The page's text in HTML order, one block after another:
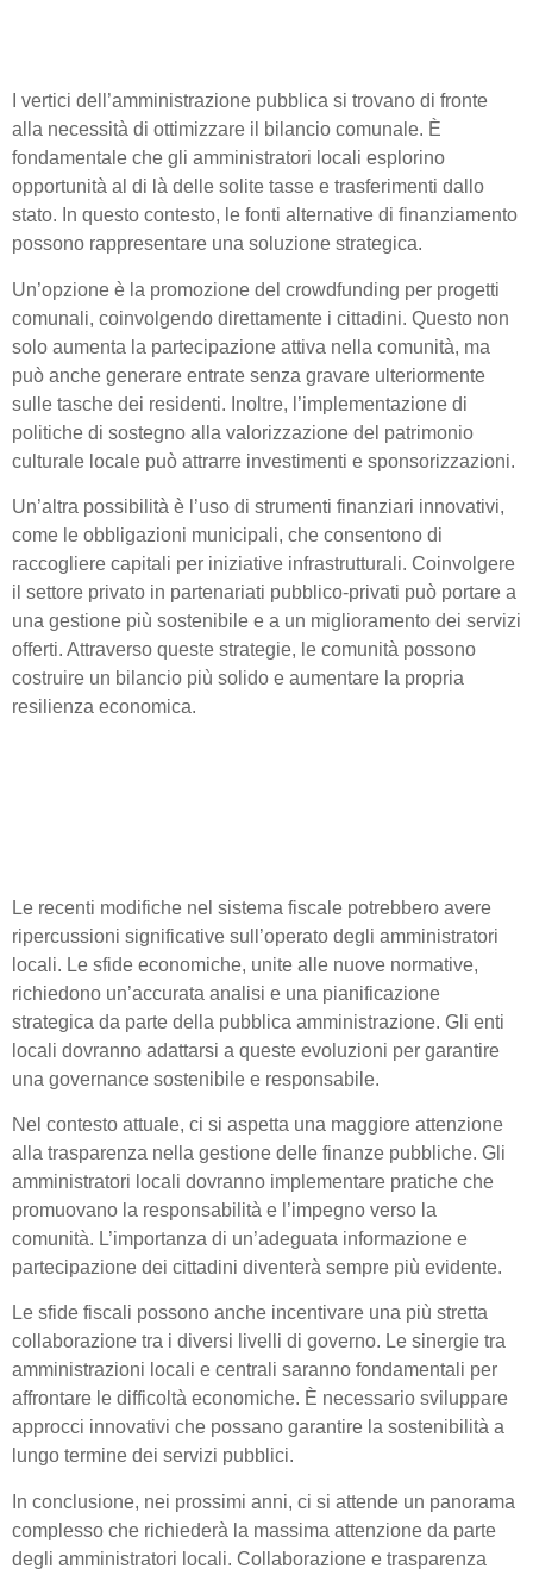
I vertici dell’amministrazione pubblica si trovano di fronte
alla necessità di ottimizzare il bilancio comunale. È
fondamentale che gli amministratori locali esplorino
opportunità al di là delle solite tasse e trasferimenti dallo
stato. In questo contesto, le fonti alternative di finanziamento
possono rappresentare una soluzione strategica.
Un’opzione è la promozione del crowdfunding per progetti
comunali, coinvolgendo direttamente i cittadini. Questo non
solo aumenta la partecipazione attiva nella comunità, ma
può anche generare entrate senza gravare ulteriormente
sulle tasche dei residenti. Inoltre, l’implementazione di
politiche di sostegno alla valorizzazione del patrimonio
culturale locale può attrarre investimenti e sponsorizzazioni.
Un’altra possibilità è l’uso di strumenti finanziari innovativi,
come le obbligazioni municipali, che consentono di
raccogliere capitali per iniziative infrastrutturali. Coinvolgere
il settore privato in partenariati pubblico-privati può portare a
una gestione più sostenibile e a un miglioramento dei servizi
offerti. Attraverso queste strategie, le comunità possono
costruire un bilancio più solido e aumentare la propria
resilienza economica.
Le recenti modifiche nel sistema fiscale potrebbero avere
ripercussioni significative sull’operato degli amministratori
locali. Le sfide economiche, unite alle nuove normative,
richiedono un’accurata analisi e una pianificazione
strategica da parte della pubblica amministrazione. Gli enti
locali dovranno adattarsi a queste evoluzioni per garantire
una governance sostenibile e responsabile.
Nel contesto attuale, ci si aspetta una maggiore attenzione
alla trasparenza nella gestione delle finanze pubbliche. Gli
amministratori locali dovranno implementare pratiche che
promuovano la responsabilità e l’impegno verso la
comunità. L’importanza di un’adeguata informazione e
partecipazione dei cittadini diventerà sempre più evidente.
Le sfide fiscali possono anche incentivare una più stretta
collaborazione tra i diversi livelli di governo. Le sinergie tra
amministrazioni locali e centrali saranno fondamentali per
affrontare le difficoltà economiche. È necessario sviluppare
approcci innovativi che possano garantire la sostenibilità a
lungo termine dei servizi pubblici.
In conclusione, nei prossimi anni, ci si attende un panorama
complesso che richiederà la massima attenzione da parte
degli amministratori locali. Collaborazione e trasparenza